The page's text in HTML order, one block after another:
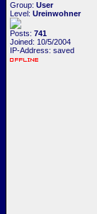
Group: User
Level: Ureinwohner
Posts: 741
Joined: 10/5/2004
IP-Address: saved